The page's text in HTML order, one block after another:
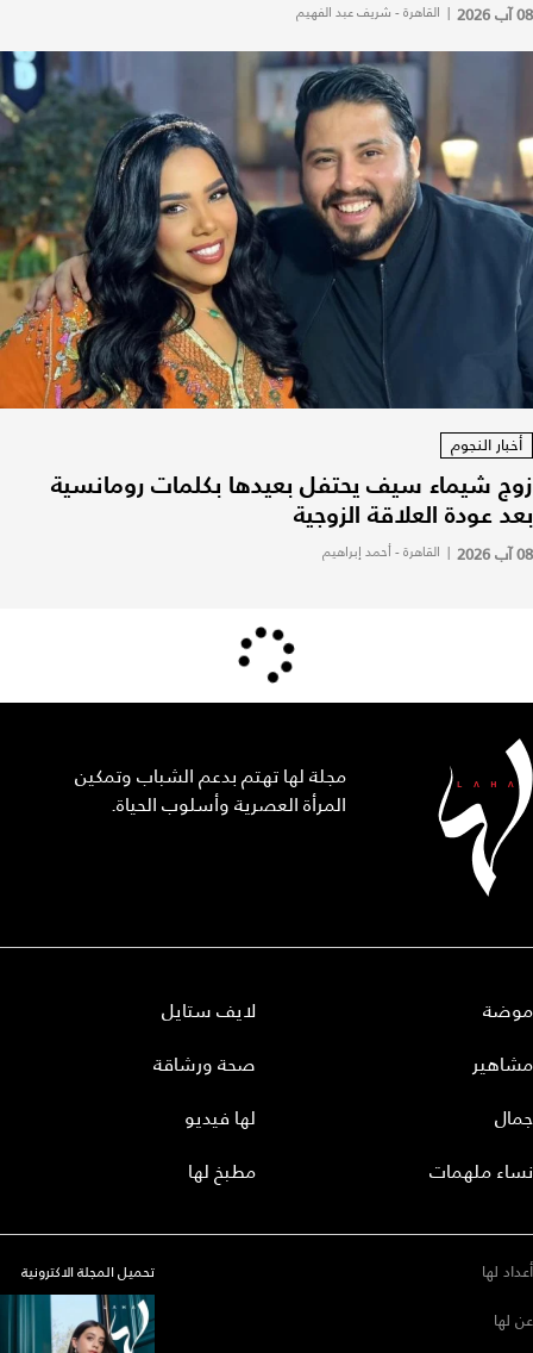
08 آب 2026 | القاهرة - شريف عبد الفهيم
أخبار النجوم
زوج شيماء سيف يحتفل بعيدها بكلمات رومانسية
بعد عودة العلاقة الزوجية
08 آب 2026 | القاهرة - أحمد إبراهيم
مجلة لها تهتم بدعم الشباب وتمكين
المرأة العصرية وأسلوب الحياة.
موضة
مشاهير
جمال
نساء ملهمات
لايف ستايل
صحة ورشاقة
لها فيديو
مطبخ لها
أعداد لها
عن لها
تحميل المجلة الاكترونية